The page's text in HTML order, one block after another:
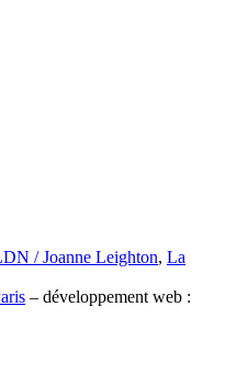
/ Joanne Leighton, La
– développement web :